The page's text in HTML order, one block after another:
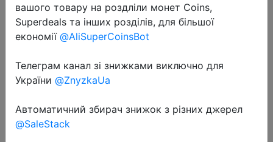
2020-08-31
Xiaomi MiaoMiaoCe E Link INK LCD
экран цифровые часы измеритель
влажности Высокоточный
термометр датчик температуры и
вашого товару на роздліли монет Coins,
Superdeals та інших розділів, для більшої
економії @AliSuperCoinsBot
Телеграм канал зі знижками виключно для
України @ZnyzkaUa
Автоматичний збирач знижок з різних джерел
@SaleStack